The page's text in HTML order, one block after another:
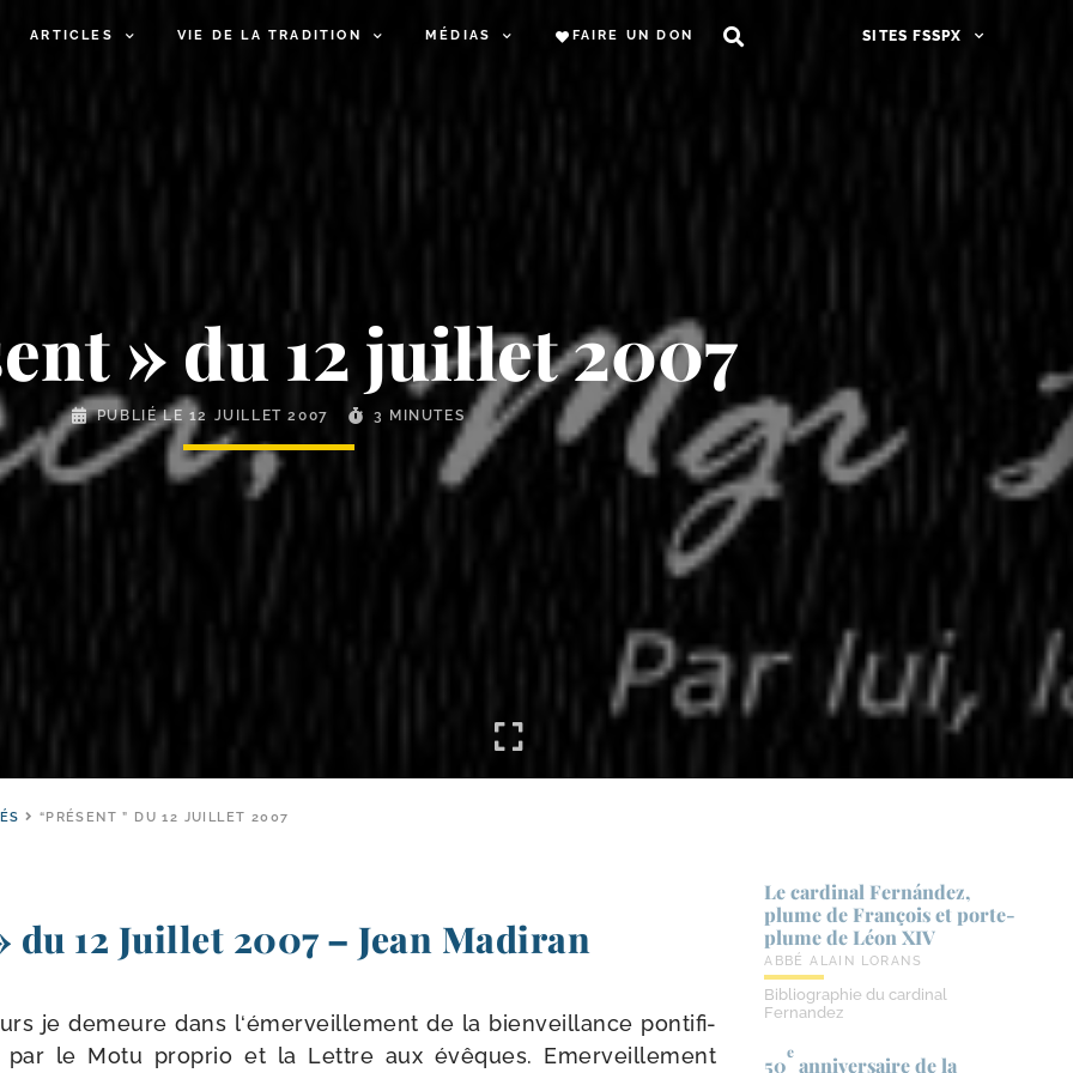
ARTICLES VIE DE LA TRADITION MÉDIAS FAIRE UN DON SITES FSSPX
» du 12 juillet 2007
PUBLIÉ LE 12 JUILLET 2007 3 MINUTES
“PRÉSENT ” DU 12 JUILLET 2007
du 12 Juillet 2007 – Jean Madiran
je demeure dans l‘émerveillement de la bien­veillance pon­ti­fi­
par le Motu pro­prio et la Lettre aux évêques. Emerveillement
Le cardinal Fernández,
plume de François et porte-​
plume de Léon XIV
ABBÉ ALAIN LORANS
Bibliographie du cardinal
Fernandez
50
e
anniversaire de la